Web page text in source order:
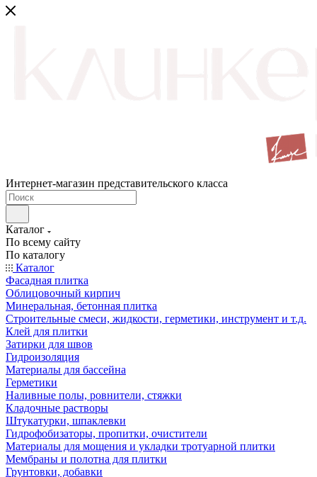
Интернет-магазин представительского класса
Каталог
По всему сайту
По каталогу
Каталог
Фасадная плитка
Облицовочный кирпич
Минеральная, бетонная плитка
Строительные смеси, жидкости, герметики, инструмент и т.д.
Клей для плитки
Затирки для швов
Гидроизоляция
Материалы для бассейна
Герметики
Наливные полы, ровнители, стяжки
Кладочные растворы
Штукатурки, шпаклевки
Гидрофобизаторы, пропитки, очистители
Материалы для мощения и укладки тротуарной плитки
Мембраны и полотна для плитки
Грунтовки, добавки